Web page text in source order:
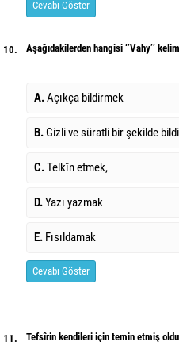
Cevabı Göster
10. Aşağıdakilerden hangisi ‘’Vahy’’
A.Açıkça bildirmek
B.Gizli ve süratli bir şekilde
C.Telkîn etmek,
D.Yazı yazmak
E. Fısıldamak
Cevabı Göster
11.
Tefsîrin kendileri için temin etmiş